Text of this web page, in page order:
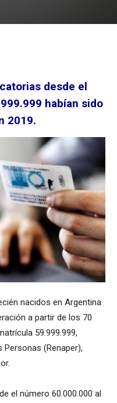
desde el
habían sido
2019.
nacidos en Argentina
a partir de los 70
59.999.999,
(Renaper),
el número 60.000.000 al